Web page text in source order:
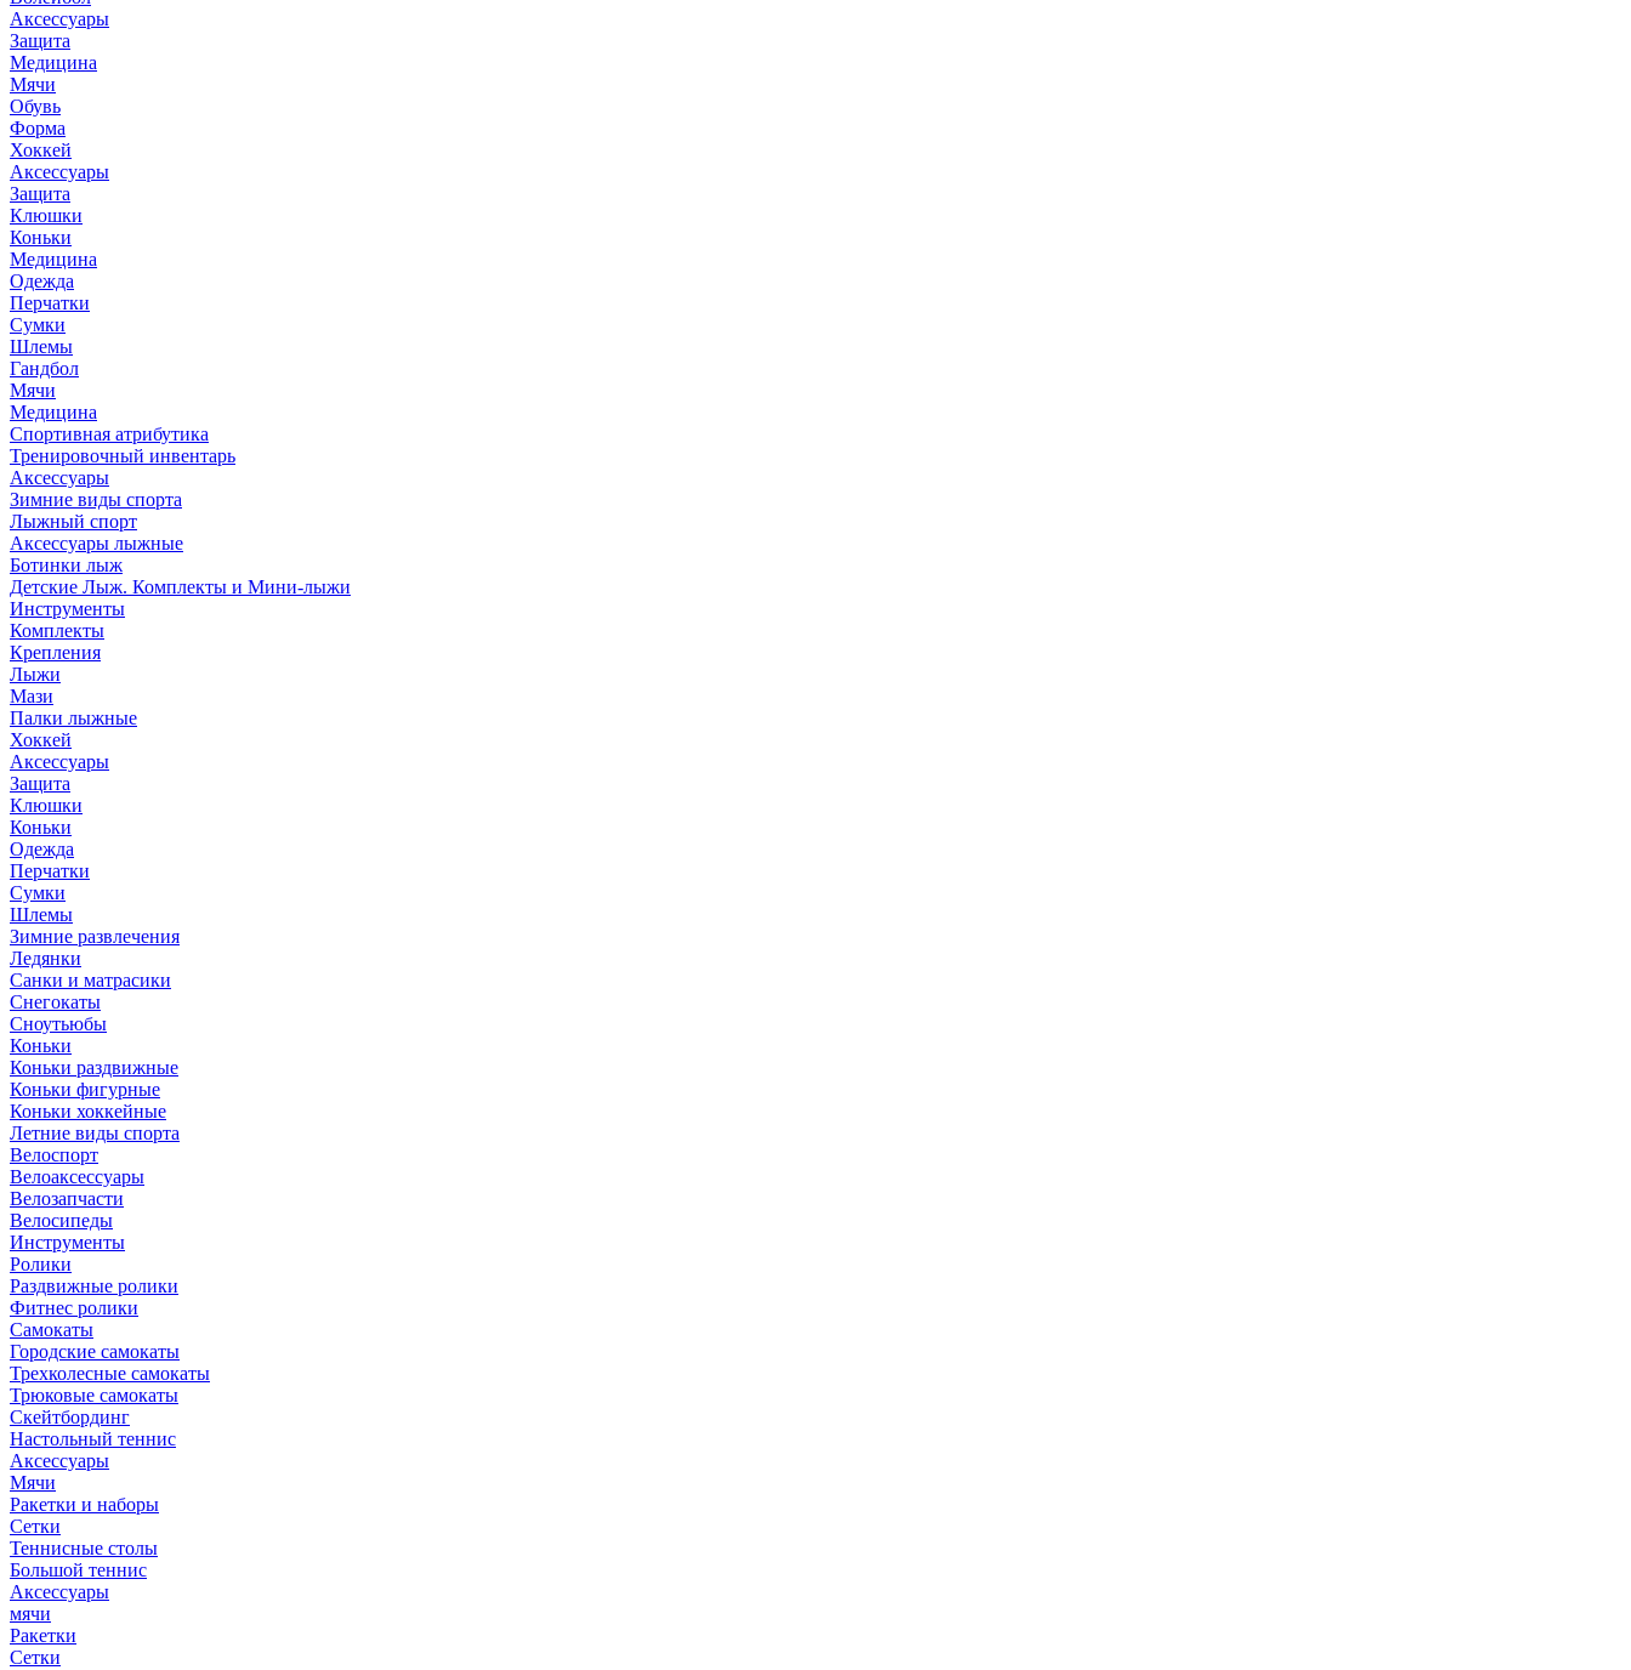
Аксессуары
Защита
Медицина
Мячи
Обувь
Форма
Хоккей
Аксессуары
Защита
Клюшки
Коньки
Медицина
Одежда
Перчатки
Сумки
Шлемы
Гандбол
Мячи
Медицина
Спортивная атрибутика
Тренировочный инвентарь
Аксессуары
Зимние виды спорта
Лыжный спорт
Аксессуары лыжные
Ботинки лыж
Детские Лыж. Комплекты и Мини-лыжи
Инструменты
Комплекты
Крепления
Лыжи
Мази
Палки лыжные
Хоккей
Аксессуары
Защита
Клюшки
Коньки
Одежда
Перчатки
Сумки
Шлемы
Зимние развлечения
Ледянки
Санки и матрасики
Снегокаты
Сноутьюбы
Коньки
Коньки раздвижные
Коньки фигурные
Коньки хоккейные
Летние виды спорта
Велоспорт
Велоаксессуары
Велозапчасти
Велосипеды
Инструменты
Ролики
Раздвижные ролики
Фитнес ролики
Самокаты
Городские самокаты
Трехколесные самокаты
Трюковые самокаты
Скейтбординг
Настольный теннис
Аксессуары
Мячи
Ракетки и наборы
Сетки
Теннисные столы
Большой теннис
Аксессуары
мячи
Ракетки
Сетки